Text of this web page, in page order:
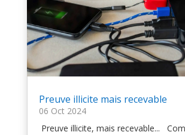
Preuve illicite mais recevable
06 Oct 2024
Preuve illicite, mais recevable...